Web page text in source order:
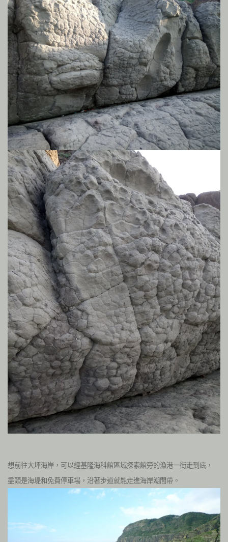
想前往大坪海岸，可以經基隆海科館區域探索館旁的漁港一街走到底，
盡頭是海堤和免費停車場，沿著步道就能走進海岸潮間帶。